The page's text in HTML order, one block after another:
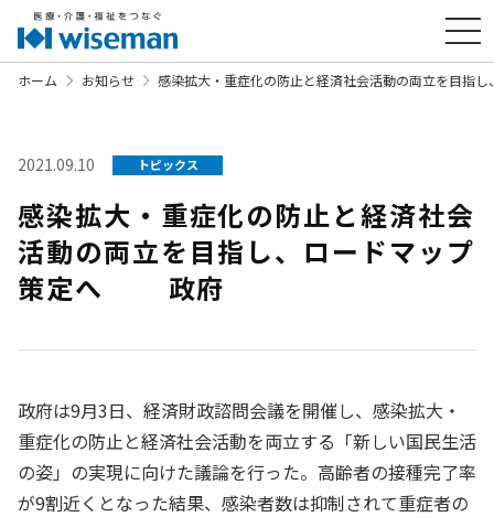
ホーム お知らせ 感染拡大・重症化の防止と経済社会活動の両立を目
2021.09.10 トピックス
感染拡大・重症化の防止と経済社会
活動の両立を目指し、ロードマップ
策定へ 政府
政府は9月3日、経済財政諮問会議を開催し、感染拡大・
重症化の防止と経済社会活動を両立する「新しい国民生活
の姿」の実現に向けた議論を行った。高齢者の接種完了率
が9割近くとなった結果、感染者数は抑制されて重症者の